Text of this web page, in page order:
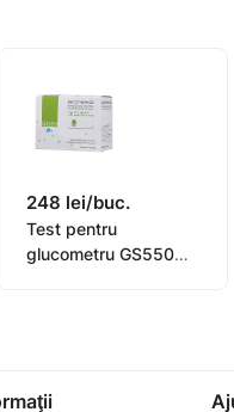
248 lei/buc.
Test pentru
glucometru GS550